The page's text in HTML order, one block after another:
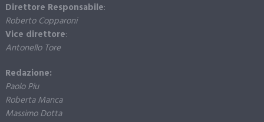
Direttore Responsabile:
Roberto Copparoni
Vice direttore:
Antonello Tore
Redazione:
Paolo Piu
Roberta Manca
Massimo Dotta